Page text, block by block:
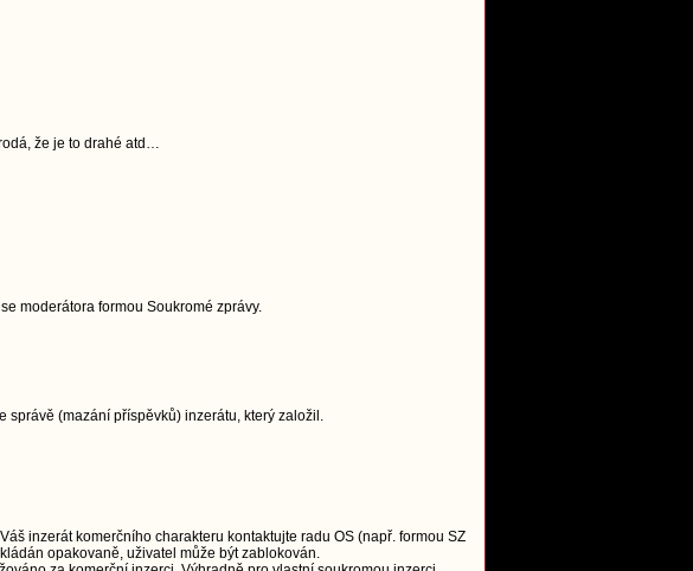
že je to drahé atd…
moderátora formou Soukromé zprávy.
správě (mazání příspěvků) inzerátu, který založil.
inzerát komerčního charakteru kontaktujte radu OS (např. formou SZ
opakovaně, uživatel může být zablokován.